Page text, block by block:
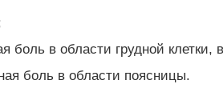
боль в области грудной клетки,
боль в области поясницы.